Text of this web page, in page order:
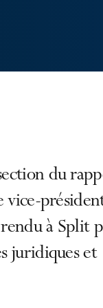
du
vice-
rendu à Split
juridiques et